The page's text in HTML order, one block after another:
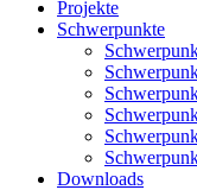
Projekte
Schwerpunkte
Downloads